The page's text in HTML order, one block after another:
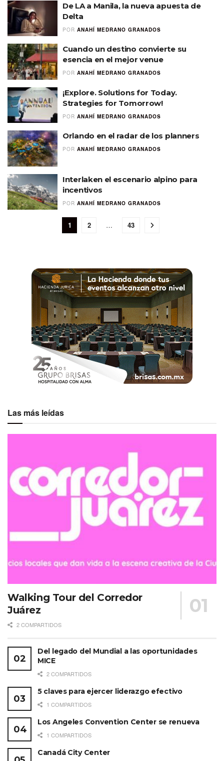
De LA a Manila, la nueva apuesta de
Delta
POR ANAHÍ MEDRANO GRANADOS
Cuando un destino convierte su
esencia en el mejor venue
POR ANAHÍ MEDRANO GRANADOS
¡Explore. Solutions for Today.
Strategies for Tomorrow!
POR ANAHÍ MEDRANO GRANADOS
Orlando en el radar de los planners
POR ANAHÍ MEDRANO GRANADOS
Interlaken el escenario alpino para
incentivos
POR ANAHÍ MEDRANO GRANADOS
1 2 … 43
Las más leídas
Walking Tour del Corredor
Juárez
2 COMPARTIDOS
Del legado del Mundial a las oportunidades
MICE
2 COMPARTIDOS
5 claves para ejercer liderazgo efectivo
1 COMPARTIDOS
Los Angeles Convention Center se renueva
1 COMPARTIDOS
Canadá City Center